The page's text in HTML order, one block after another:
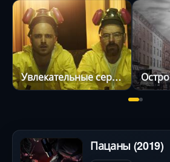
Увлекательные сериалы
Пацаны (2019)